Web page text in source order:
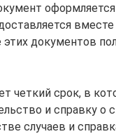
оформляется
документов
четкий срок, в
и справку о
случаев и